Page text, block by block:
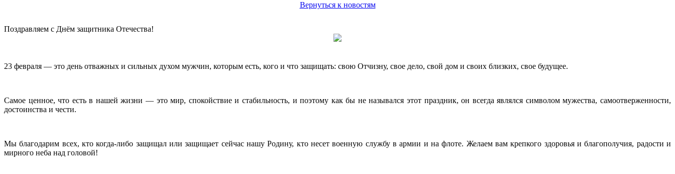
Вернуться к новостям
Поздравляем с Днём защитника Отечества!
23 февраля — это день отважных и сильных духом мужчин, которым есть, кого и что защищать: свою Отчизну, свое дело, свой дом и своих близких, свое будущее.
Самое ценное, что есть в нашей жизни — это мир, спокойствие и стабильность, и поэтому как бы не назывался этот праздник, он всегда являлся символом мужества, самоотверженности,
достоинства и чести.
Мы благодарим всех, кто когда-либо защищал или защищает сейчас нашу Родину, кто несет военную службу в армии и на флоте. Желаем вам крепкого здоровья и благополучия, радости и
мирного неба над головой!